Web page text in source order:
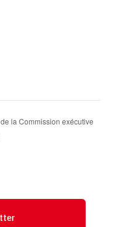
la Commission exécutive